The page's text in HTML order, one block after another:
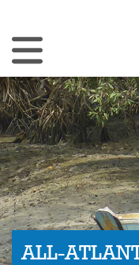
Navigation
ALL-